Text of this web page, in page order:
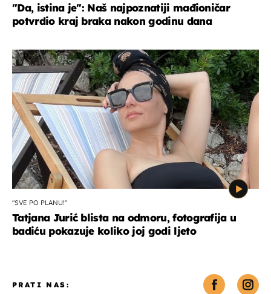
"Da, istina je": Naš najpoznatiji mađioničar
potvrdio kraj braka nakon godinu dana
"SVE PO PLANU!"
Tatjana Jurić blista na odmoru, fotografija u
badiću pokazuje koliko joj godi ljeto
PRATI NAS: